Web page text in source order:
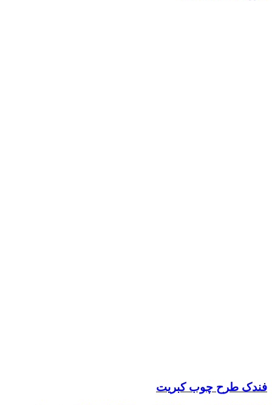
فندک طرح چوب کبریت